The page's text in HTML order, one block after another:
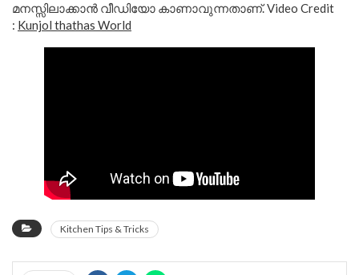
മനസ്സിലാക്കാൻ വീഡിയോ കാണാവുന്നതാണ്. Video Credit
: Kunjol thathas World
Kitchen Tips & Tricks